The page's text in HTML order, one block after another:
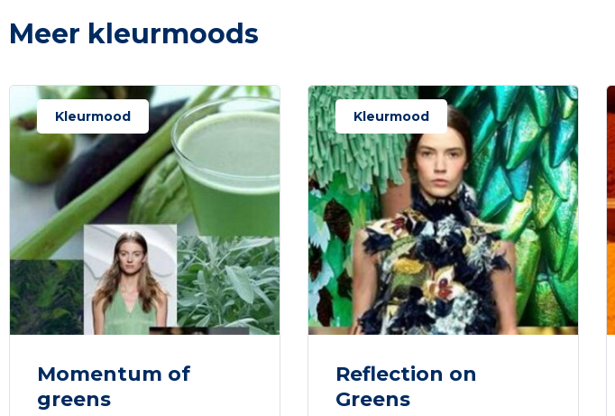
Meer kleurmoods
Kleurmood
Momentum of
greens
Kleurmood
Reflection on
Greens